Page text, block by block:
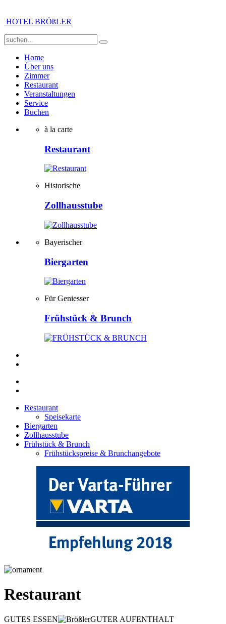
HOTEL BRÖßLER
Home
Über uns
Zimmer
Restaurant
Veranstaltungen
Service
Buchen
à la carte
Restaurant
Historische
Zollhausstube
Bayerischer
Biergarten
Für Geniesser
Frühstück & Brunch
Restaurant
Speisekarte
Biergarten
Zollhausstube
Frühstück & Brunch
Frühstückspreise & Brunchangebote
Restaurant
GUTES ESSEN GUTER AUFENTHALT